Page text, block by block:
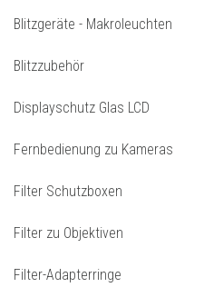
Graufilter
ND8
Achtung
Graufilter
visuellen
benutzt werden.
Blitzgeräte - Makroleuchten
Blitzzubehör
Displayschutz Glas LCD
Fernbedienung zu Kameras
Filter Schutzboxen
Filter zu Objektiven
Filter-Adapterringe